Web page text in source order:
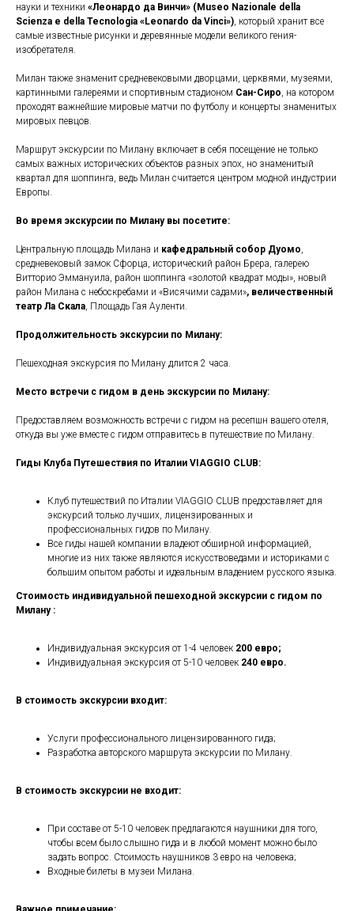
науки и техники «Леонардо да Винчи» (Museo Nazionale della
Scienza e della Tecnologia «Leonardo da Vinci»), который хранит все
самые известные рисунки и деревянные модели великого гения-
изобретателя.
Милан также знаменит средневековыми дворцами, церквями, музеями,
картинными галереями и спортивным стадионом Сан-Сиро, на котором
проходят важнейшие мировые матчи по футболу и концерты знаменитых
мировых певцов.
Маршрут экскурсии по Милану включает в себя посещение не только
самых важных исторических объектов разных эпох, но знаменитый
квартал для шоппинга, ведь Милан считается центром модной индустрии
Европы.
Во время экскурсии по Милану вы посетите:
Центральную площадь Милана и кафедральный собор Дуомо,
средневековый замок Сфорца, исторический район Брера, галерею
Витторио Эммануила, район шоппинга «золотой квадрат моды», новый
район Милана с небоскребами и «Висячими садами», величественный
театр Ла Скала, Площадь Гая Ауленти.
Продолжительность экскурсии по Милану:
Пешеходная экскурсия по Милану длится 2 часа.
Место встречи с гидом в день экскурсии по Милану:
Предоставляем возможность встречи с гидом на ресепшн вашего отеля,
откуда вы уже вместе с гидом отправитесь в путешествие по Милану.
Гиды Клуба Путешествия по Италии VIAGGIO CLUB:
Клуб путешествий по Италии VIAGGIO CLUB предоставляет для
экскурсий только лучших, лицензированных и
профессиональных гидов по Милану.
Все гиды нашей компании владеют обширной информацией,
многие из них также являются искусствоведами и историками с
большим опытом работы и идеальным владением русского языка.
Стоимость индивидуальной пешеходной экскурсии с гидом по
Милану :
Индивидуальная экскурсия от 1-4 человек 200 евро;
Индивидуальная экскурсия от 5-10 человек 240 евро.
В стоимость экскурсии входит:
Услуги профессионального лицензированного гида;
Разработка авторского маршрута экскурсии по Милану.
В стоимость экскурсии не входит:
При составе от 5-10 человек предлагаются наушники для того,
чтобы всем было слышно гида и в любой момент можно было
задать вопрос. Стоимость наушников 3 евро на человека;
Входные билеты в музеи Милана.